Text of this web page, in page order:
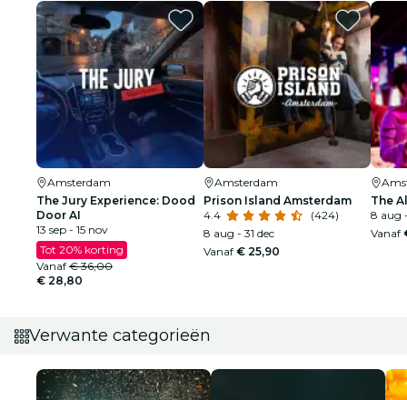
Amsterdam
The Jury Experience: Dood
Door AI
13 sep - 15 nov
Tot 20% korting
Vanaf € 36,00
€ 28,80
Amsterdam
Prison Island Amsterdam
4.4
(424)
8 aug - 31 dec
Vanaf € 25,90
The
8 aug
Vanaf
Verwante categorieën